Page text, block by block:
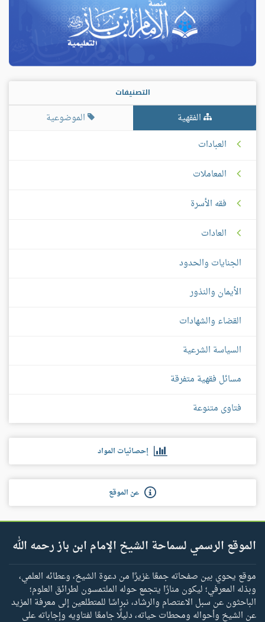
التصنيفات
الفقهية
الموضوعية
العبادات
المعاملات
فقه الأسرة
العادات
الجنايات والحدود
الأيمان والنذور
القضاء والشهادات
السياسة الشرعية
مسائل فقهية متفرقة
فتاوى متنوعة
إحصائيات المواد
عن الموقع
الموقع الرسمي لسماحة الشيخ الإمام ابن باز رحمه الله
موقع يحوي بين صفحاته جمعًا غزيرًا من دعوة الشيخ، وعطائه العلمي،
وبذله المعرفي؛ ليكون منارًا يتجمع حوله الملتمسون لطرائق العلوم؛
الباحثون عن سبل الاعتصام والرشاد، نبراسًا للمتطلعين إلى معرفة المزيد
عن الشيخ وأحواله ومحطات حياته، دليلًا جامعًا لفتاويه وإجاباته على